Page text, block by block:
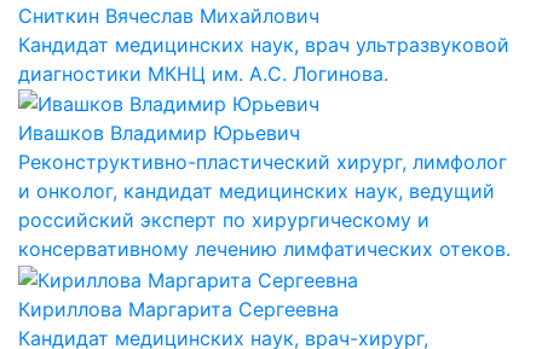
Сниткин Вячеслав Михайлович
Кандидат медицинских наук, врач ультразвуковой
диагностики МКНЦ им. А.С. Логинова.
Ивашков Владимир Юрьевич
Реконструктивно-пластический хирург, лимфолог
и онколог, кандидат медицинских наук, ведущий
российский эксперт по хирургическому и
консервативному лечению лимфатических отеков.
Кириллова Маргарита Сергеевна
Кандидат медицинских наук, врач-хирург,